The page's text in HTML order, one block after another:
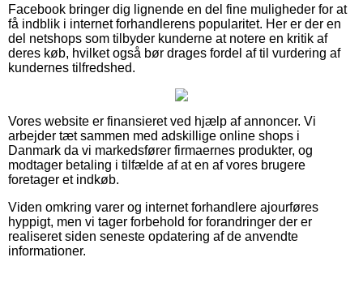
Facebook bringer dig lignende en del fine muligheder for at
få indblik i internet forhandlerens popularitet. Her er der en
del netshops som tilbyder kunderne at notere en kritik af
deres køb, hvilket også bør drages fordel af til vurdering af
kundernes tilfredshed.
Vores website er finansieret ved hjælp af annoncer. Vi
arbejder tæt sammen med adskillige online shops i
Danmark da vi markedsfører firmaernes produkter, og
modtager betaling i tilfælde af at en af vores brugere
foretager et indkøb.
Viden omkring varer og internet forhandlere ajourføres
hyppigt, men vi tager forbehold for forandringer der er
realiseret siden seneste opdatering af de anvendte
informationer.